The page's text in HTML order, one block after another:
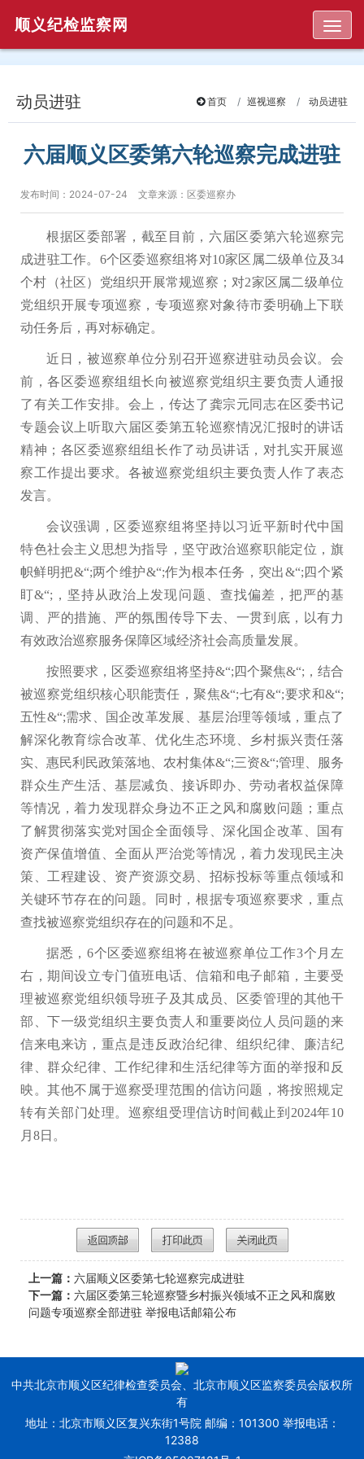
顺义纪检监察网
动员进驻 首页 巡视巡察 动员进驻
六届顺义区委第六轮巡察完成进驻
发布时间：2024-07-24 文章来源：区委巡察办
根据区委部署，截至目前，六届区委第六轮巡察完
成进驻工作。6个区委巡察组将对10家区属二级单位及34
个村（社区）党组织开展常规巡察；对2家区属二级单位
党组织开展专项巡察，专项巡察对象待市委明确上下联
动任务后，再对标确定。
近日，被巡察单位分别召开巡察进驻动员会议。会
前，各区委巡察组组长向被巡察党组织主要负责人通报
了有关工作安排。会上，传达了龚宗元同志在区委书记
专题会议上听取六届区委第五轮巡察情况汇报时的讲话
精神；各区委巡察组组长作了动员讲话，对扎实开展巡
察工作提出要求。各被巡察党组织主要负责人作了表态
发言。
会议强调，区委巡察组将坚持以习近平新时代中国
特色社会主义思想为指导，坚守政治巡察职能定位，旗
帜鲜明把&“;两个维护&“;作为根本任务，突出&“;四个紧
盯&“;，坚持从政治上发现问题、查找偏差，把严的基
调、严的措施、严的氛围传导下去、一贯到底，以有力
有效政治巡察服务保障区域经济社会高质量发展。
按照要求，区委巡察组将坚持&“;四个聚焦&“;，结合
被巡察党组织核心职能责任，聚焦&“;七有&“;要求和&“;
五性&“;需求、国企改革发展、基层治理等领域，重点了
解深化教育综合改革、优化生态环境、乡村振兴责任落
实、惠民利民政策落地、农村集体&“;三资&“;管理、服务
群众生产生活、基层减负、接诉即办、劳动者权益保障
等情况，着力发现群众身边不正之风和腐败问题；重点
了解贯彻落实党对国企全面领导、深化国企改革、国有
资产保值增值、全面从严治党等情况，着力发现民主决
策、工程建设、资产资源交易、招标投标等重点领域和
关键环节存在的问题。同时，根据专项巡察要求，重点
查找被巡察党组织存在的问题和不足。
据悉，6个区委巡察组将在被巡察单位工作3个月左
右，期间设立专门值班电话、信箱和电子邮箱，主要受
理被巡察党组织领导班子及其成员、区委管理的其他干
部、下一级党组织主要负责人和重要岗位人员问题的来
信来电来访，重点是违反政治纪律、组织纪律、廉洁纪
律、群众纪律、工作纪律和生活纪律等方面的举报和反
映。其他不属于巡察受理范围的信访问题，将按照规定
转有关部门处理。巡察组受理信访时间截止到2024年10
月8日。
上一篇： 六届顺义区委第七轮巡察完成进驻
下一篇： 六届区委第三轮巡察暨乡村振兴领域不正之风和腐败
问题专项巡察全部进驻 举报电话邮箱公布
中共北京市顺义区纪律检查委员会、北京市顺义区监察委员会版权所
有
地址：北京市顺义区复兴东街1号院 邮编：101300 举报电话：
12388